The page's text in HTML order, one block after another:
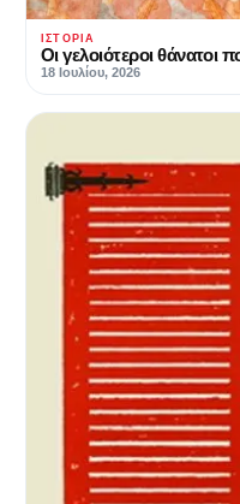
ΙΣΤΟΡΊΑ
Οι γελοιότεροι θάνατοι
18 Ιουλίου, 2026